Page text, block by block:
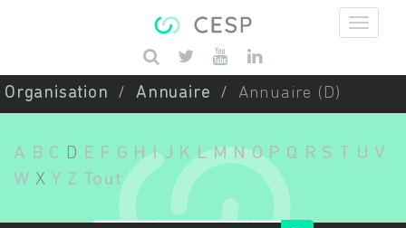
Saisissez vos mots-clés
Organisation Annuaire Annuaire (D)
A B C D E F G H I J K L M N O P Q R S T U V
W X Y Z Tout